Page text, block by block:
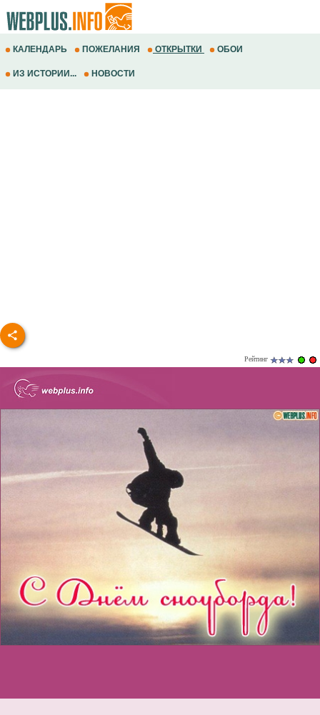
КАЛЕНДАРЬ ПОЖЕЛАНИЯ ОТКРЫТКИ ОБОИ
ИЗ ИСТОРИИ... НОВОСТИ
Рейтинг